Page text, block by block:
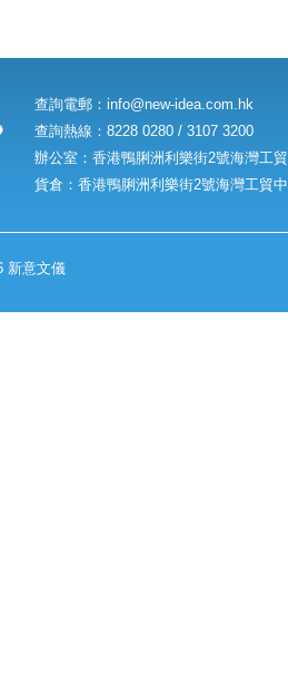
查詢電郵： info@new-idea.com.hk
查詢熱線：8228 0280 / 3107 3200
辦公室：香港鴨脷洲利樂街2號海灣工
貨倉：香港鴨脷洲利樂街2號海灣工貿
新意文儀